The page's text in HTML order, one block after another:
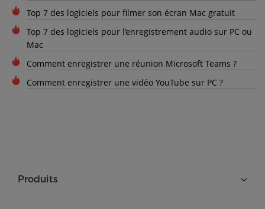
Top 7 des logiciels pour filmer son écran Mac gratuit
Top 7 des logiciels pour l’enregistrement audio sur PC ou
Mac
Comment enregistrer une réunion Microsoft Teams ?
Comment enregistrer une vidéo YouTube sur PC ?
Produits